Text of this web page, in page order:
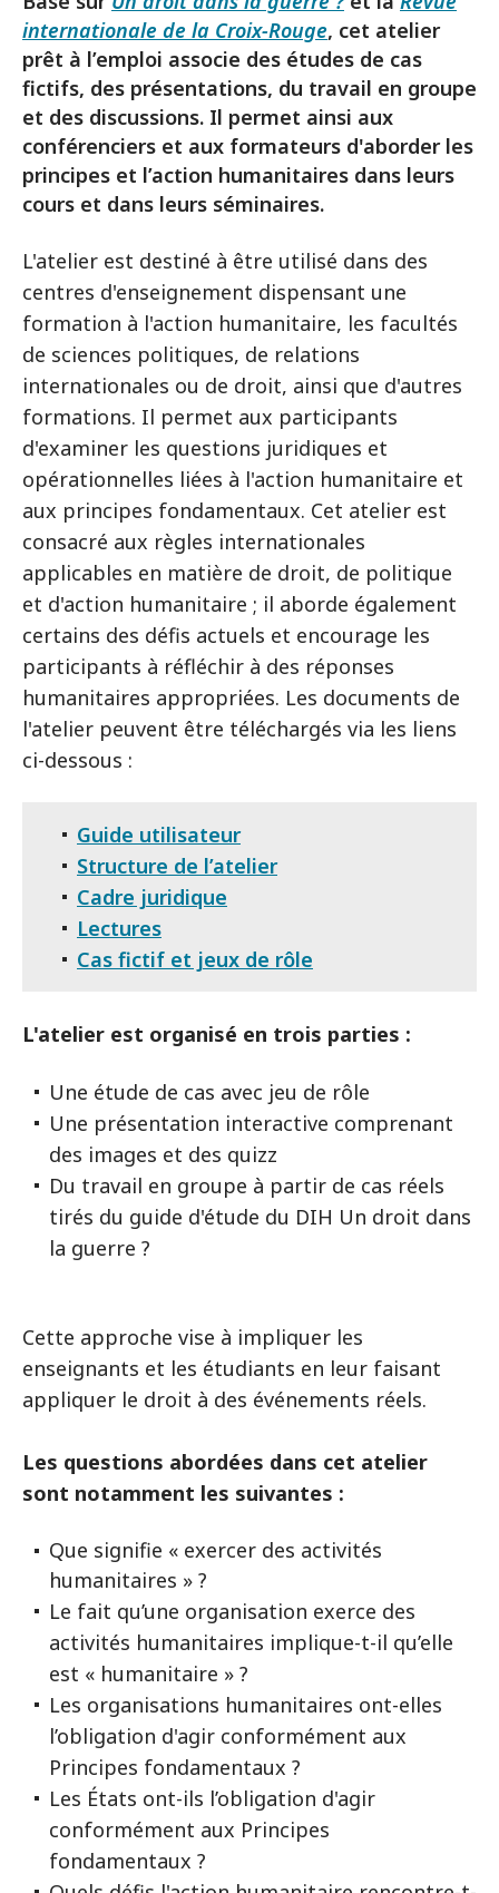
internationale de la Croix-Rouge, cet atelier
prêt à l’emploi associe des études de cas
fictifs, des présentations, du travail en groupe
et des discussions. Il permet ainsi aux
conférenciers et aux formateurs d'aborder les
principes et l’action humanitaires dans leurs
cours et dans leurs séminaires.
L'atelier est destiné à être utilisé dans des
centres d'enseignement dispensant une
formation à l'action humanitaire, les facultés
de sciences politiques, de relations
internationales ou de droit, ainsi que d'autres
formations. Il permet aux participants
d'examiner les questions juridiques et
opérationnelles liées à l'action humanitaire et
aux principes fondamentaux. Cet atelier est
consacré aux règles internationales
applicables en matière de droit, de politique
et d'action humanitaire ; il aborde également
certains des défis actuels et encourage les
participants à réfléchir à des réponses
humanitaires appropriées. Les documents de
l'atelier peuvent être téléchargés via les liens
ci-dessous :
Guide utilisateur
Structure de l’atelier
Cadre juridique
Lectures
Cas fictif et jeux de rôle
L'atelier est organisé en trois parties :
Une étude de cas avec jeu de rôle
Une présentation interactive comprenant
des images et des quizz
Du travail en groupe à partir de cas réels
tirés du guide d'étude du DIH Un droit dans
la guerre ?
Cette approche vise à impliquer les
enseignants et les étudiants en leur faisant
appliquer le droit à des événements réels.
Les questions abordées dans cet atelier
sont notamment les suivantes :
Que signifie « exercer des activités
humanitaires » ?
Le fait qu’une organisation exerce des
activités humanitaires implique-t-il qu’elle
est « humanitaire » ?
Les organisations humanitaires ont-elles
l’obligation d'agir conformément aux
Principes fondamentaux ?
Les États ont-ils l’obligation d'agir
conformément aux Principes
fondamentaux ?